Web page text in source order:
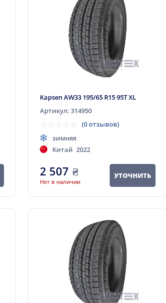
Kapsen AW33 195/65 R15 95T XL
Артикул: 314950
(0 отзывов)
зимняя
Китай 2022
2 507 ₴
Нет в наличии
УТОЧНИТЬ